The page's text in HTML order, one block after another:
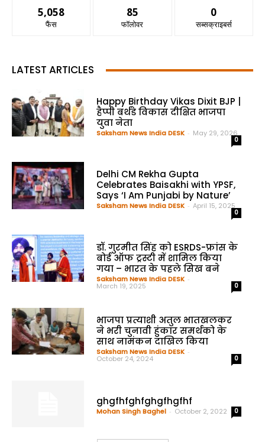
5,058
फैंस
85
फॉलोवर
0
सब्सक्राइबर्स
LATEST ARTICLES
Happy Birthday Vikas Dixit BJP |
हैप्पी बर्थडे विकास दीक्षित भाजपा
युवा नेता
Saksham News India DESK - May 29, 2026
0
Delhi CM Rekha Gupta
Celebrates Baisakhi with YPSF,
Says ‘I Am Punjabi by Nature’
Saksham News India DESK - April 15, 2025
0
डॉ. गुरमीत सिंह को ESRDS-फ्रांस के
बोर्ड ऑफ ट्रस्टी में शामिल किया
गया – भारत के पहले सिख बने
Saksham News India DESK -
March 19, 2025 0
भाजपा प्रत्याशी अतुल भातखलकर
ने भरी चुनावी हुंकार समर्थको के
साथ नामंकन दाखिल किया
Saksham News India DESK -
October 24, 2024 0
ghgfhfghfghgfhgfhf
Mohan Singh Baghel - October 2, 2022 0